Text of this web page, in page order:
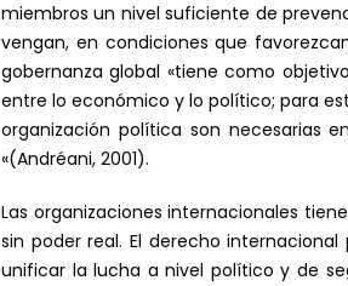
miembros un nivel suficiente de
vengan, en condiciones que
gobernanza global «tiene como
entre lo económico y lo político; para
organización política son necesarias
«(Andréani, 2001).
Las organizaciones internacionales
sin poder real. El derecho
unificar la lucha a nivel político y de